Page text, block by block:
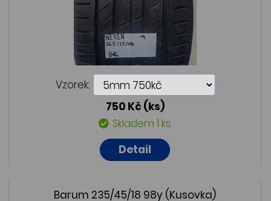
Vzorek:
750 Kč (ks)
Skladem 1 ks
Detail
Barum 235/45/18 98y (Kusovka)